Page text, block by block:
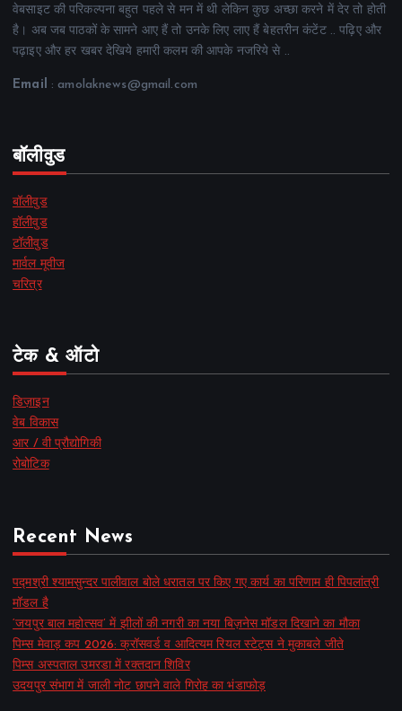
वेबसाइट की परिकल्पना बहुत पहले से मन में थी लेकिन कुछ अच्छा करने में देर तो होती
है। अब जब पाठकों के सामने आए हैं तो उनके लिए लाए हैं बेहतरीन कंटेंट .. पढ़िए और
पढ़ाइए और हर खबर देखिये हमारी कलम की आपके नजरिये से ..
Email : amolaknews@gmail.com
बॉलीवुड
बॉलीवुड
हॉलीवुड
टॉलीवुड
मार्वल मूवीज
चरित्र
टेक & ऑटो
डिज़ाइन
वेब विकास
आर / वी प्रौद्योगिकी
रोबोटिक
Recent News
पद्मश्री श्यामसुन्दर पालीवाल बोले धरातल पर किए गए कार्य का परिणाम ही पिपलांत्री
मॉडल है
‘जयपुर बाल महोत्सव’ में झीलों की नगरी का नया बिज़नेस मॉडल दिखाने का मौका
पिम्स मेवाड़ कप 2026: क्रॉसवर्ड व आदित्यम रियल स्टेट्स ने मुकाबले जीते
पिम्स अस्पताल उमरडा में रक्तदान शिविर
उदयपुर संभाग में जाली नोट छापने वाले गिरोह का भंडाफोड़